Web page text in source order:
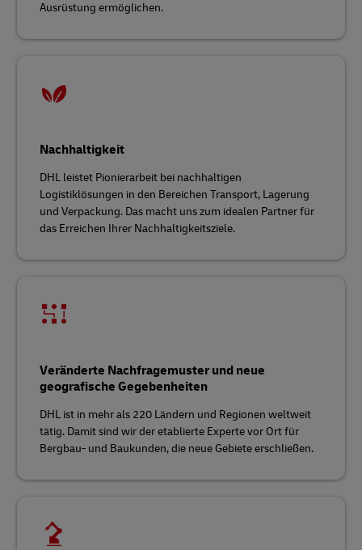
Ausrüstung ermöglichen.
Nachhaltigkeit
DHL leistet Pionierarbeit bei nachhaltigen
Logistiklösungen in den Bereichen Transport, Lagerung
und Verpackung. Das macht uns zum idealen Partner für
das Erreichen Ihrer Nachhaltigkeitsziele.
Veränderte Nachfragemuster und neue
geografische Gegebenheiten
DHL ist in mehr als 220 Ländern und Regionen weltweit
tätig. Damit sind wir der etablierte Experte vor Ort für
Bergbau- und Baukunden, die neue Gebiete erschließen.